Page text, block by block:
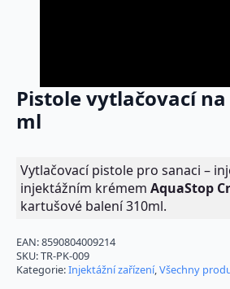
Pistole vytlačovací
ml
Vytlačovací pistole pro sanaci –
injektážním krémem AquaStop
kartušové balení 310ml.
EAN:8590804009214
SKU:TR-PK-009
Kategorie:Injektážní zařízení,Všechny